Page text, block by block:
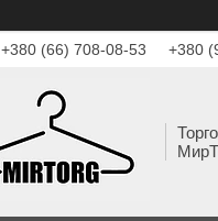
+380 (66) 708-08-53 +380